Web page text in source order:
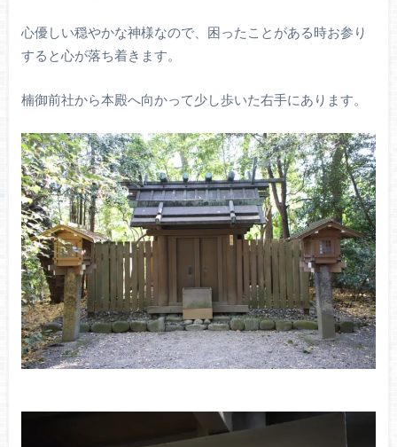
心優しい穏やかな神様なので、困ったことがある時お参り
すると心が落ち着きます。
楠御前社から本殿へ向かって少し歩いた右手にあります。